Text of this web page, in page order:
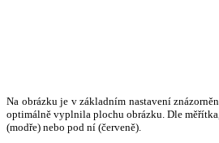
Na obrázku je v základním nastavení
optimálně vyplnila plochu obrázku. Dle
(modře) nebo pod ní (červeně).